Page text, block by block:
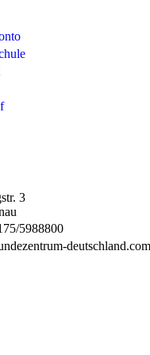
3
5988800
deutschland.com